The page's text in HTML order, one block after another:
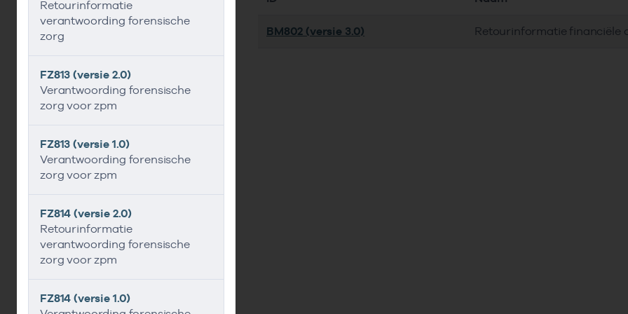
Retourinformatie
verantwoording forensische
zorg
FZ813 (versie 2.0)
Verantwoording forensische
zorg voor zpm
FZ813 (versie 1.0)
Verantwoording forensische
zorg voor zpm
FZ814 (versie 2.0)
Retourinformatie
verantwoording forensische
zorg voor zpm
FZ814 (versie 1.0)
BM802 (versie 3.0) Retourinformatie financiële